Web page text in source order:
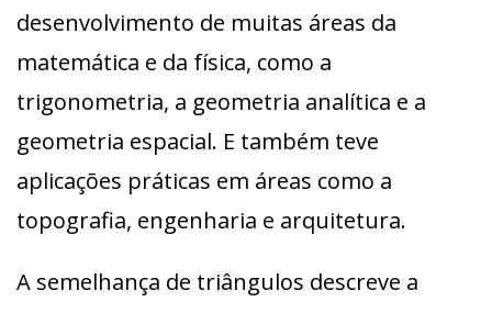
desenvolvimento de muitas áreas da
matemática e da física, como a
trigonometria, a geometria analítica e a
geometria espacial. E também teve
aplicações práticas em áreas como a
topografia, engenharia e arquitetura.
A semelhança de triângulos descreve a